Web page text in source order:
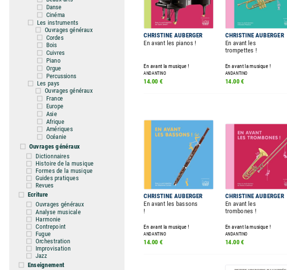
Danse
Cinéma
Les instruments
Ouvrages généraux
Cordes
Bois
Cuivres
Piano
Orgue
Percussions
Les pays
Ouvrages généraux
France
Europe
Asie
Afrique
Amériques
Océanie
Ouvrages généraux
Dictionnaires
Histoire de la musique
Formes de la musique
Guides pratiques
Revues
Ecriture
Ouvrages généraux
Analyse musicale
Harmonie
Contrepoint
Fugue
Orchestration
Improvisation
Jazz
Enseignement
CHRISTINE AUBERGER CHRISTINE AUBERGER
En avant les pianos !
En avant les
trompettes !
En avant la musique ! En avant la musique !
ANDANTINO ANDANTINO
14.00 € 14.00 €
CHRISTINE AUBERGER CHRISTINE AUBERGER
En avant les bassons
!
En avant les
trombones !
En avant la musique ! En avant la musique !
ANDANTINO ANDANTINO
14.00 € 14.00 €